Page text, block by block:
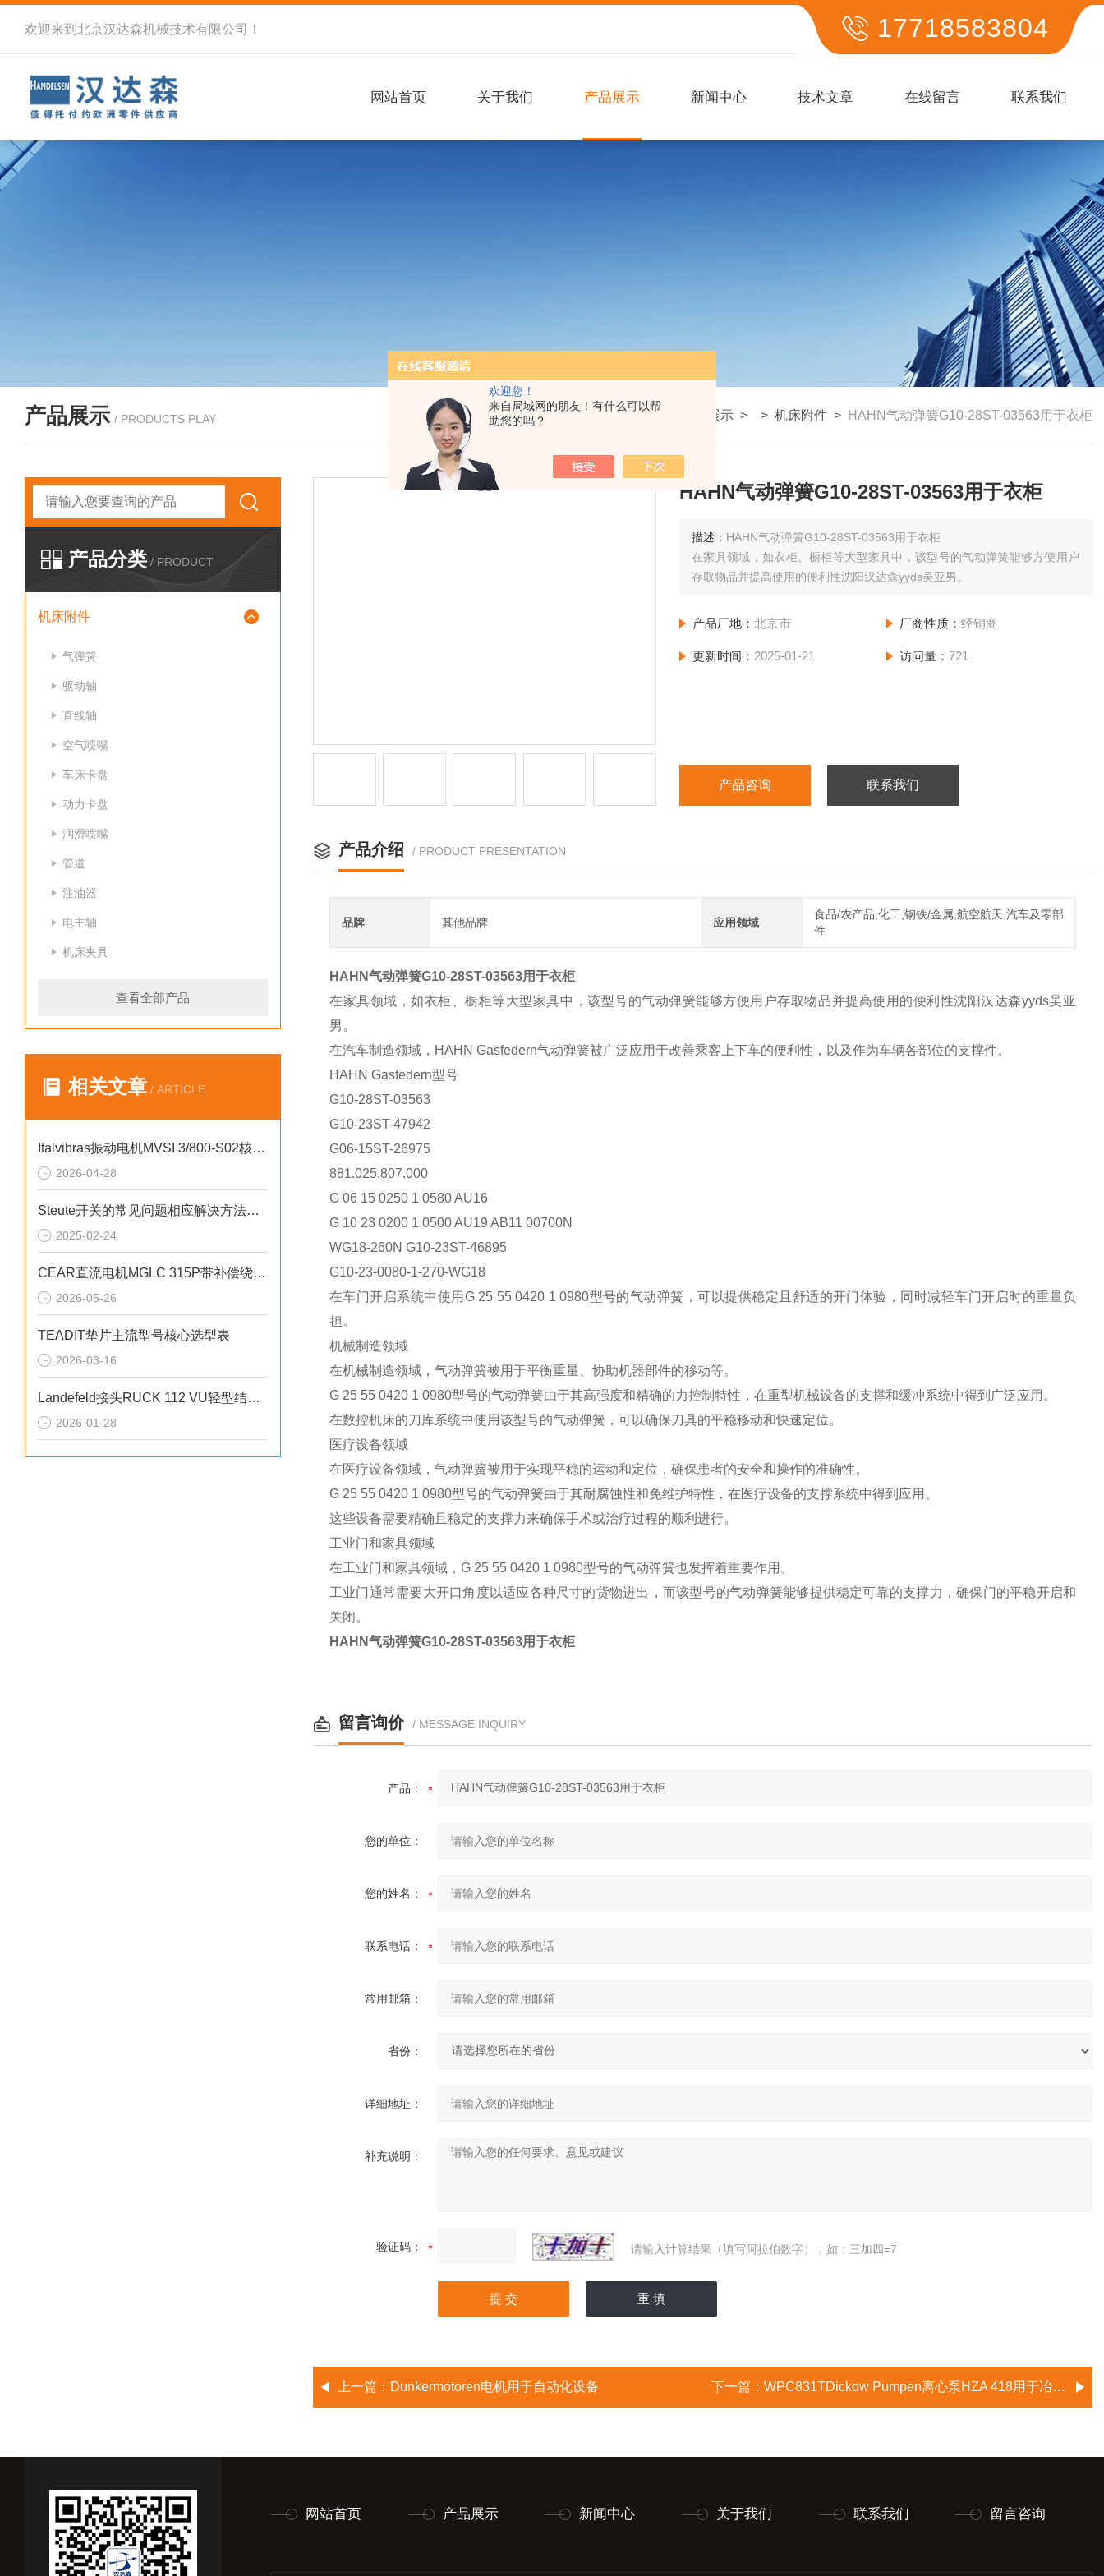
欢迎您！
来自局域网的朋友！有什么可以帮
助您的吗？
欢迎来到北京汉达森机械技术有限公司！ 17718583804
网站首页 关于我们 产品展示 新闻中心 技术文章 在线留言 联系我们
产品展示 / PRODUCTS PLAY 我的位置：首页 产品展示 > > 机床附件 > HAHN气动弹簧G10-28ST-03563用于衣柜
产品分类 / PRODUCT
机床附件
气弹簧
驱动轴
直线轴
空气喷嘴
车床卡盘
动力卡盘
润滑喷嘴
管道
注油器
电主轴
机床夹具
查看全部产品
相关文章 / ARTICLE
Italvibras振动电机MVSI 3/800-S02核心技术参数
2026-04-28
Steute开关的常见问题相应解决方法分享
2025-02-24
CEAR直流电机MGLC 315P带补偿绕组特性
2026-05-26
TEADIT垫片主流型号核心选型表
2026-03-16
Landefeld接头RUCK 112 VU轻型结构设计
2026-01-28
HAHN气动弹簧G10-28ST-03563用于衣柜
描述： HAHN气动弹簧G10-28ST-03563用于衣柜
在家具领域，如衣柜、橱柜等大型家具中，该型号的气动弹簧能够方便用户
存取物品并提高使用的便利性沈阳汉达森yyds吴亚男。
产品厂地：北京市 厂商性质： 经销商
更新时间： 2025-01-21 访问量： 721
产品咨询 联系我们
产品介绍 / PRODUCT PRESENTATION
品牌 其他品牌 应用领域
食品/农产品,化工,钢铁/金属,航空航天,汽车及零部
件
HAHN气动弹簧G10-28ST-03563用于衣柜
在家具领域，如衣柜、橱柜等大型家具中，该型号的气动弹簧能够方便用户存取物品并提高使用的便利性沈阳汉达森yyds吴亚
男。
在汽车制造领域，HAHN Gasfedern气动弹簧被广泛应用于改善乘客上下车的便利性，以及作为车辆各部位的支撑件。
HAHN Gasfedern型号
G10-28ST-03563
G10-23ST-47942
G06-15ST-26975
881.025.807.000
G 06 15 0250 1 0580 AU16
G 10 23 0200 1 0500 AU19 AB11 00700N
WG18-260N G10-23ST-46895
G10-23-0080-1-270-WG18
在车门开启系统中使用G 25 55 0420 1 0980型号的气动弹簧，可以提供稳定且舒适的开门体验，同时减轻车门开启时的重量负
担。
机械制造领域
在机械制造领域，气动弹簧被用于平衡重量、协助机器部件的移动等。
G 25 55 0420 1 0980型号的气动弹簧由于其高强度和精确的力控制特性，在重型机械设备的支撑和缓冲系统中得到广泛应用。
在数控机床的刀库系统中使用该型号的气动弹簧，可以确保刀具的平稳移动和快速定位。
医疗设备领域
在医疗设备领域，气动弹簧被用于实现平稳的运动和定位，确保患者的安全和操作的准确性。
G 25 55 0420 1 0980型号的气动弹簧由于其耐腐蚀性和免维护特性，在医疗设备的支撑系统中得到应用。
这些设备需要精确且稳定的支撑力来确保手术或治疗过程的顺利进行。
工业门和家具领域
在工业门和家具领域，G 25 55 0420 1 0980型号的气动弹簧也发挥着重要作用。
工业门通常需要大开口角度以适应各种尺寸的货物进出，而该型号的气动弹簧能够提供稳定可靠的支撑力，确保门的平稳开启和
关闭。
HAHN气动弹簧G10-28ST-03563用于衣柜
留言询价 / MESSAGE INQUIRY
产品：
您的单位：
您的姓名：
联系电话：
常用邮箱：
省份：
详细地址：
补充说明：
验证码： 请输入计算结果（填写阿拉伯数字），如：三加四=7
上一篇： Dunkermotoren电机用于自动化设备 下一篇： WPC831TDickow Pumpen离心泵HZA 418用于冶金废水
网站首页 产品展示 新闻中心 关于我们 联系我们 留言咨询